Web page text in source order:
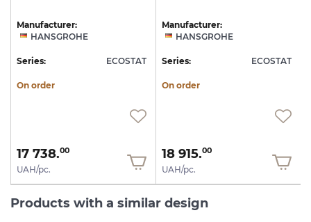
Manufacturer:
HANSGROHE
Series: ECOSTAT
On order
17 738.00
UAH/pc.
Manufacturer:
HANSGROHE
Series: ECOSTAT
On order
18 915.00
UAH/pc.
Products with a similar design